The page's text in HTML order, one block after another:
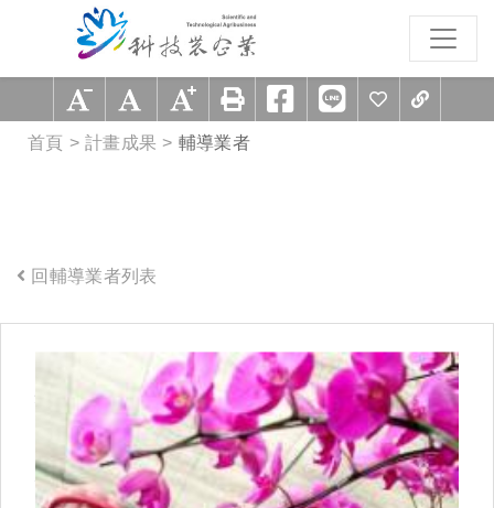
跳到主要內容區塊
首頁 計畫成果 輔導業者
回輔導業者列表
興農股份有限公司精緻農業處
【98年度輔導廠商】